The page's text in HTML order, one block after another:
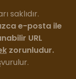
saklıdır.
e-posta ile
URL
zorunludur.